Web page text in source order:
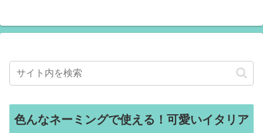
色んなネーミングで使える！可愛いイタリア